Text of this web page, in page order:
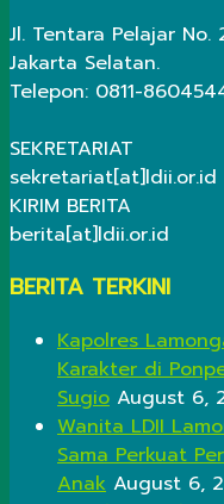
Jl. Tentara Pelajar No.
Jakarta Selatan.
Telepon: 0811-
SEKRETARIAT
sekretariat[at]ldii.or.id
KIRIM BERITA
berita[at]ldii.or.id
BERITA TERKINI
Kapolres
Karakter di
Sugio August 6,
Wanita LDII
Sama Perkuat
Anak August 6,